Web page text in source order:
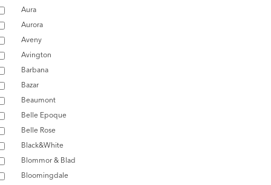
Aura
Aurora
Aveny
Avington
Barbana
Bazar
Beaumont
Belle Epoque
Belle Rose
Black&White
Blommor & Blad
Bloomingdale